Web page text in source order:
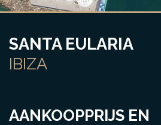
SANTA EULARIA
IBIZA
AANKOOPPRIJS EN